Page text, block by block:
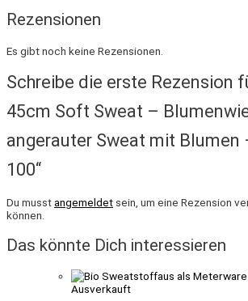
Rezensionen
Es gibt noch keine Rezensionen.
Schreibe die erste Rezension
45cm Soft Sweat –
angerauter Sweat mit Blumen
100“
Du musstangemeldet sein, um eine Rezension
können.
Das könnte Dich interessieren
Ausverkauft